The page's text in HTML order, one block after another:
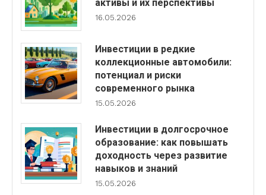
активы и их перспективы
16.05.2026
Инвестиции в редкие
коллекционные автомобили:
потенциал и риски
современного рынка
15.05.2026
Инвестиции в долгосрочное
образование: как повышать
доходность через развитие
навыков и знаний
15.05.2026